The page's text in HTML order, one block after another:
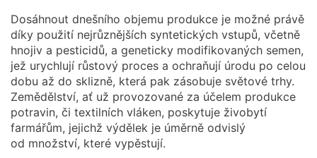
Dosáhnout dnešního objemu produkce je možné právě
díky použití nejrůznějších syntetických vstupů, včetně
hnojiv a pesticidů, a geneticky modifikovaných semen,
jež urychlují růstový proces a ochraňují úrodu po celou
dobu až do sklizně, která pak zásobuje světové trhy.
Zemědělství, ať už provozované za účelem produkce
potravin, či textilních vláken, poskytuje živobytí
farmářům, jejichž výdělek je úměrně odvislý
od množství, které vypěstují.